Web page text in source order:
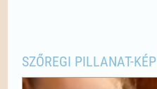
SZŐREGI PILLANAT-KÉP